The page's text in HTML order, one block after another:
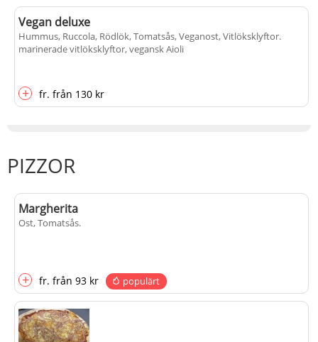
Vegan deluxe
Hummus, Ruccola, Rödlök, Tomatsås, Veganost, Vitlöksklyftor.
marinerade vitlöksklyftor, vegansk Aioli
+ fr. från 130 kr
PIZZOR
Margherita
Ost, Tomatsås.
+ fr. från 93 kr populärt